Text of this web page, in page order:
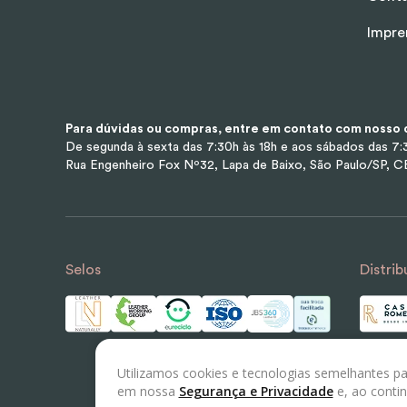
Utilizamos cookies e tecnologias semelhantes
em nossa Segurança e Privacidadee, ao
Para dúvidas ou compras, entre em contato com
De segunda à sexta das 7:30h às 18h e aos sábados das
Rua Engenheiro Fox Nº32, Lapa de Baixo, São Paulo/SP,
Selos
© 2023 LEATHER LABS - Todos os direitos